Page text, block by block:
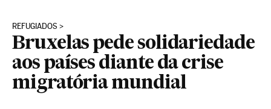
REFUGIADOS
Bruxelas pede solidariedade
aos países diante da crise
migratória mundial